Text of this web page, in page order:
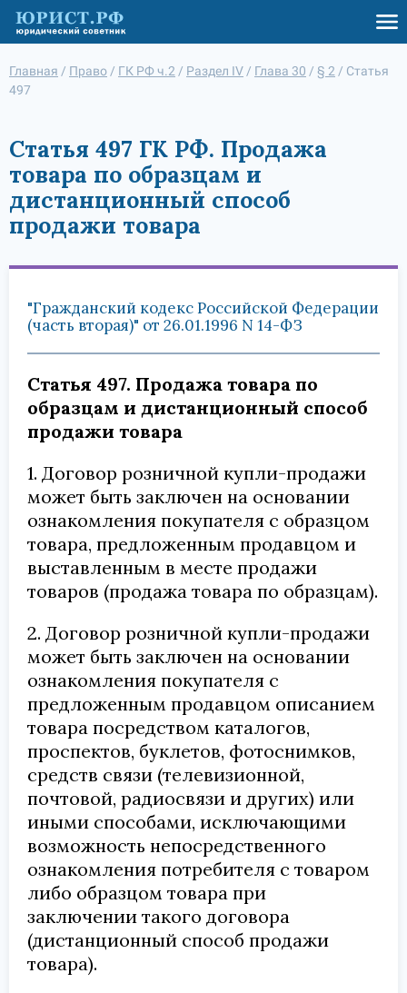
Главная / Право / ГК РФ ч.2 / Раздел IV / Глава 30 / § 2 / Статья
497
Статья 497 ГК РФ. Продажа
товара по образцам и
дистанционный способ
продажи товара
"Гражданский кодекс Российской Федерации
(часть вторая)" от 26.01.1996 N 14-ФЗ
Статья 497. Продажа товара по
образцам и дистанционный способ
продажи товара
1. Договор розничной купли-продажи
может быть заключен на основании
ознакомления покупателя с образцом
товара, предложенным продавцом и
выставленным в месте продажи
товаров (продажа товара по образцам).
2. Договор розничной купли-продажи
может быть заключен на основании
ознакомления покупателя с
предложенным продавцом описанием
товара посредством каталогов,
проспектов, буклетов, фотоснимков,
средств связи (телевизионной,
почтовой, радиосвязи и других) или
иными способами, исключающими
возможность непосредственного
ознакомления потребителя с товаром
либо образцом товара при
заключении такого договора
(дистанционный способ продажи
товара).